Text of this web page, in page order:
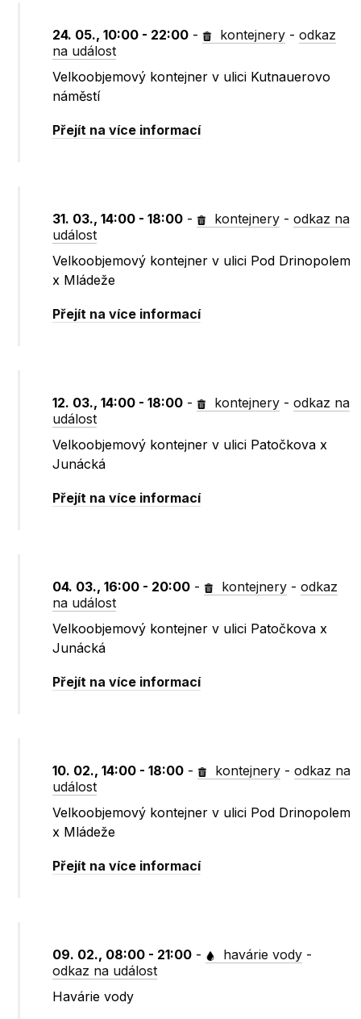
24. 05., 10:00 - 22:00 - kontejnery -odkaz
na událost
Velkoobjemový kontejner v ulici Kutnauerovo
náměstí
Přejít na více informací
31. 03., 14:00 - 18:00 - kontejnery -odkaz na
událost
Velkoobjemový kontejner v ulici Pod Drinopolem
x Mládeže
Přejít na více informací
12. 03., 14:00 - 18:00 - kontejnery -odkaz na
událost
Velkoobjemový kontejner v ulici Patočkova x
Junácká
Přejít na více informací
04. 03., 16:00 - 20:00 - kontejnery -odkaz
na událost
Velkoobjemový kontejner v ulici Patočkova x
Junácká
Přejít na více informací
10. 02., 14:00 - 18:00 - kontejnery -odkaz na
událost
Velkoobjemový kontejner v ulici Pod Drinopolem
x Mládeže
Přejít na více informací
09. 02., 08:00 - 21:00 - havárie vody -
odkaz na událost
Havárie vody